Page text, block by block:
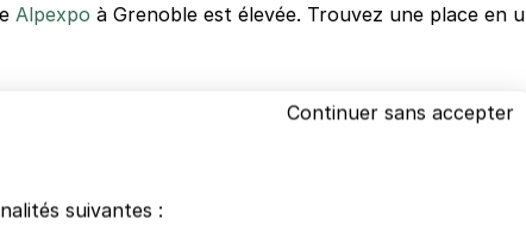
Alpexpo à Grenoble est élevée. Trouvez une place en
souci.
Continuer sans accepter
suivantes :